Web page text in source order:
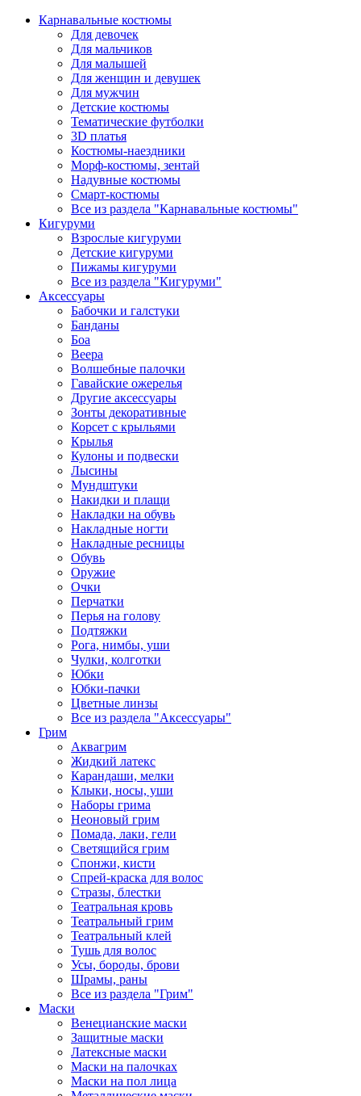
Карнавальные костюмы
Для девочек
Для мальчиков
Для малышей
Для женщин и девушек
Для мужчин
Детские костюмы
Тематические футболки
3D платья
Костюмы-наездники
Морф-костюмы, зентай
Надувные костюмы
Смарт-костюмы
Все из раздела "Карнавальные костюмы"
Кигуруми
Взрослые кигуруми
Детские кигуруми
Пижамы кигуруми
Все из раздела "Кигуруми"
Аксессуары
Бабочки и галстуки
Банданы
Боа
Веера
Волшебные палочки
Гавайские ожерелья
Другие аксессуары
Зонты декоративные
Корсет с крыльями
Крылья
Кулоны и подвески
Лысины
Мундштуки
Накидки и плащи
Накладки на обувь
Накладные ногти
Накладные ресницы
Обувь
Оружие
Очки
Перчатки
Перья на голову
Подтяжки
Рога, нимбы, уши
Чулки, колготки
Юбки
Юбки-пачки
Цветные линзы
Все из раздела "Аксессуары"
Грим
Аквагрим
Жидкий латекс
Карандаши, мелки
Клыки, носы, уши
Наборы грима
Неоновый грим
Помада, лаки, гели
Светящийся грим
Спонжи, кисти
Спрей-краска для волос
Стразы, блестки
Театральная кровь
Театральный грим
Театральный клей
Тушь для волос
Усы, бороды, брови
Шрамы, раны
Все из раздела "Грим"
Маски
Венецианские маски
Защитные маски
Латексные маски
Маски на палочках
Маски на пол лица